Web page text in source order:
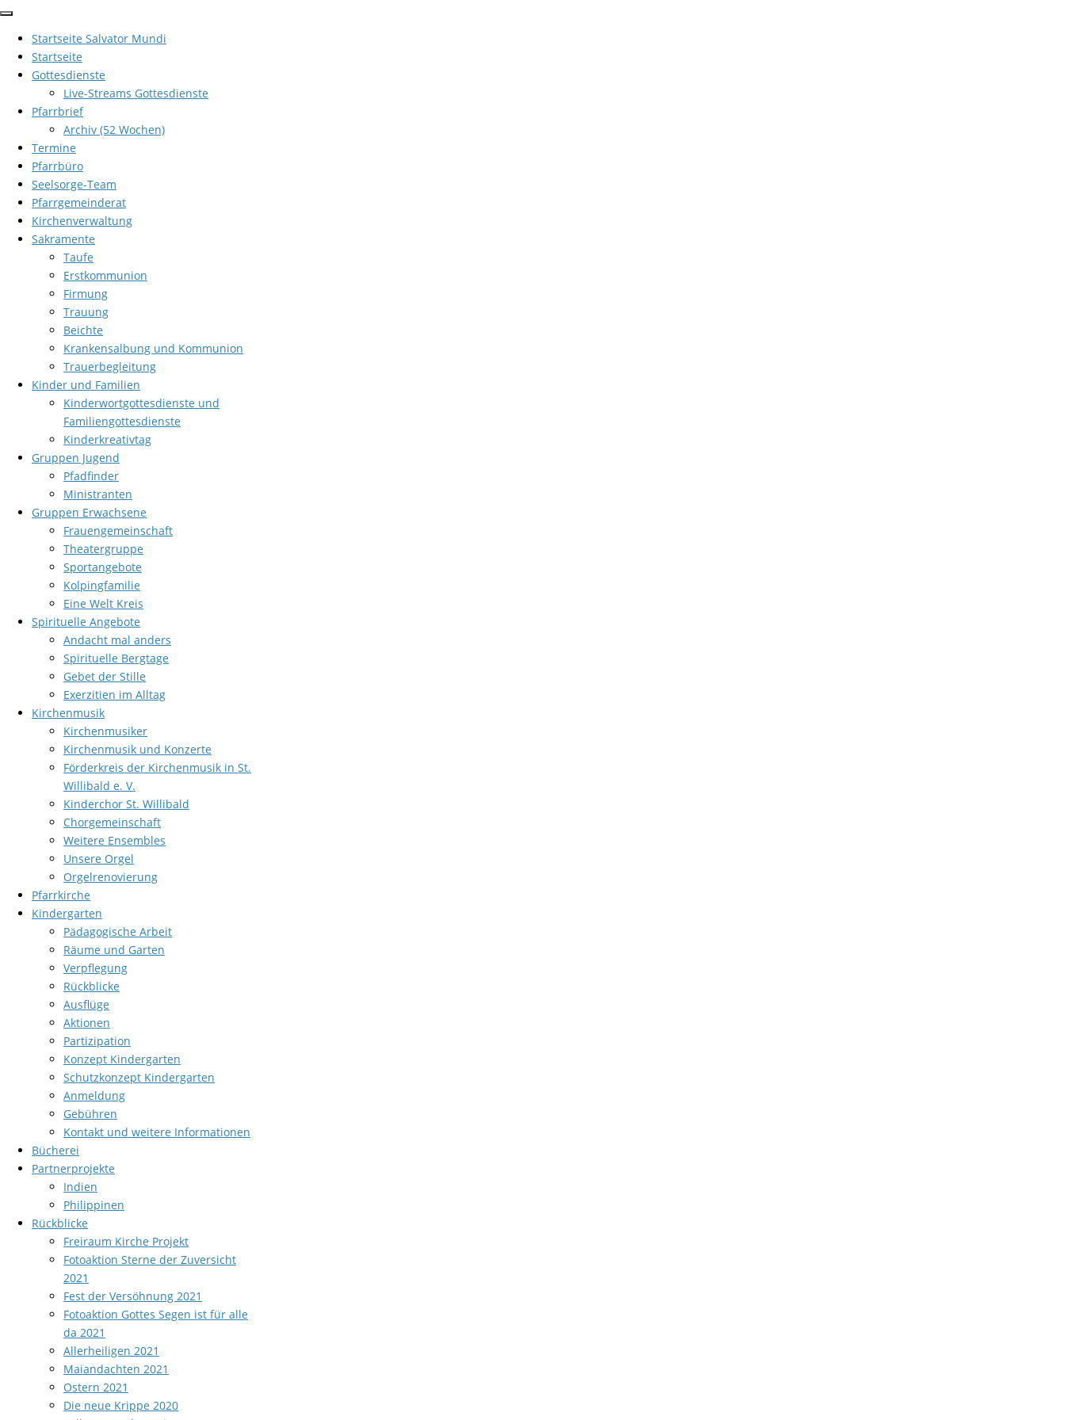
Zum
springenStartseite Salvator Mundi
Startseite
Gottesdienste
Live-Streams Gottesdienste
Pfarrbrief
Archiv (52 Wochen)
Termine
Pfarrbüro
Seelsorge-Team
Pfarrgemeinderat
Kirchenverwaltung
Sakramente
Taufe
Erstkommunion
Firmung
Trauung
Beichte
Krankensalbung und Kommunion
Trauerbegleitung
Kinder und Familien
Kinderwortgottesdienste und
Familiengottesdienste
Kinderkreativtag
Gruppen Jugend
Pfadfinder
Ministranten
Gruppen Erwachsene
Frauengemeinschaft
Theatergruppe
Sportangebote
Kolpingfamilie
Eine Welt Kreis
Spirituelle Angebote
Andacht mal anders
Spirituelle Bergtage
Gebet der Stille
Exerzitien im Alltag
Kirchenmusik
Kirchenmusiker
Kirchenmusik und Konzerte
Förderkreis der Kirchenmusik in St.
Willibald e. V.
Kinderchor St. Willibald
Chorgemeinschaft
Weitere Ensembles
Unsere Orgel
Orgelrenovierung
Pfarrkirche
Kindergarten
Pädagogische Arbeit
Räume und Garten
Verpflegung
Rückblicke
Ausflüge
Aktionen
Partizipation
Konzept Kindergarten
Schutzkonzept Kindergarten
Anmeldung
Gebühren
Kontakt und weitere Informationen
Bücherei
Partnerprojekte
Indien
Philippinen
Rückblicke
Freiraum Kirche Projekt
Fotoaktion Sterne der Zuversicht
2021
Fest der Versöhnung 2021
Fotoaktion Gottes Segen ist für alle
da 2021
Allerheiligen 2021
Maiandachten 2021
Ostern 2021
Die neue Krippe 2020